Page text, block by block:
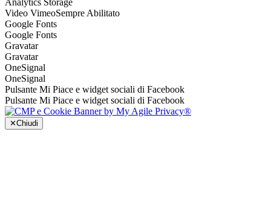
Video VimeoSempre Abilitato
Google Fonts
Google Fonts
Gravatar
Gravatar
OneSignal
OneSignal
Pulsante Mi Piace e widget sociali di Facebook
Pulsante Mi Piace e widget sociali di Facebook
✕Chiudi